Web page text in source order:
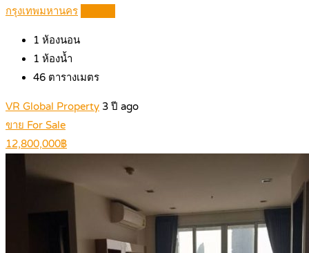
กรุงเทพมหานคร
1 ห้องนอน
1 ห้องน้ำ
46 ตารางเมตร
VR Global Property 3 ปี ago
ขาย For Sale
12,800,000฿